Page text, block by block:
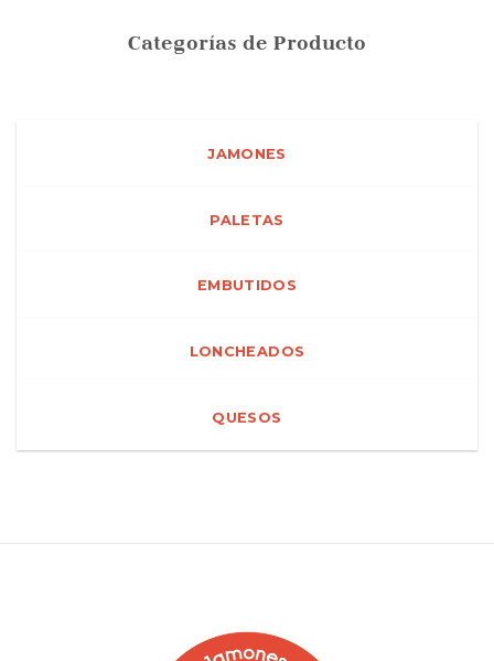
Categorías de Producto
JAMONES
PALETAS
EMBUTIDOS
LONCHEADOS
QUESOS